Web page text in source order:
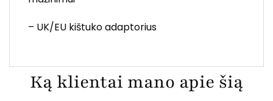
– UK/EU kištuko adaptorius
Ką klientai mano apie šią